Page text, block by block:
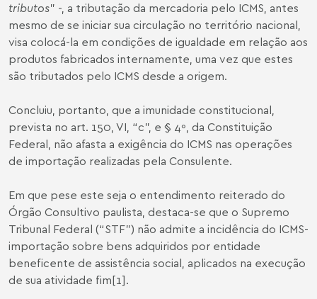
tributos” -, a tributação da mercadoria pelo ICMS, antes
mesmo de se iniciar sua circulação no território nacional,
visa colocá-la em condições de igualdade em relação aos
produtos fabricados internamente, uma vez que estes
são tributados pelo ICMS desde a origem.
Concluiu, portanto, que a imunidade constitucional,
prevista no art. 150, VI, “c”, e § 4º, da Constituição
Federal, não afasta a exigência do ICMS nas operações
de importação realizadas pela Consulente.
Em que pese este seja o entendimento reiterado do
Órgão Consultivo paulista, destaca-se que o Supremo
Tribunal Federal (“STF”) não admite a incidência do ICMS-
importação sobre bens adquiridos por entidade
beneficente de assistência social, aplicados na execução
de sua atividade fim[1].